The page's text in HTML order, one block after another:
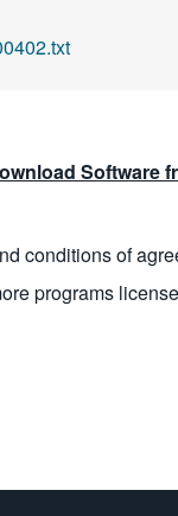
Software
conditions of
programs